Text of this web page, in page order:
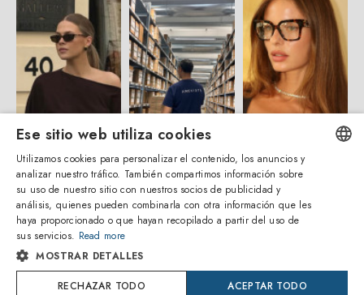
Amevista Srl
ENGLISH
ITALIAN
Ese sitio web utiliza cookies
Utilizamos cookies para personalizar el contenido, los anuncios y
analizar nuestro tráfico. También compartimos información sobre
su uso de nuestro sitio con nuestros socios de publicidad y
análisis, quienes pueden combinarla con otra información que les
haya proporcionado o que hayan recopilado a partir del uso de
sus servicios. Read more
MOSTRAR DETALLES
ACEPTAR TODO
RECHAZAR TODO